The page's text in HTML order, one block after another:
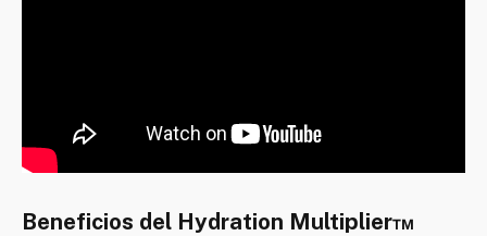
Beneficios del Hydration Multiplier™